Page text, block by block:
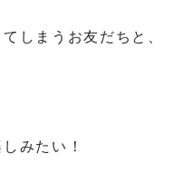
しまうお友だちと、
みたい！